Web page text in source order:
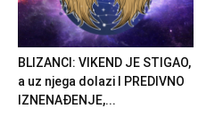
BLIZANCI: VIKEND JE STIGAO,
a uz njega dolazi I PREDIVNO
IZNENAĐENJE,...